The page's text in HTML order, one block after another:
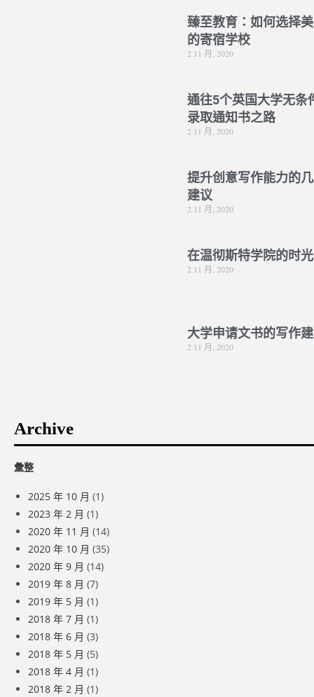
臻至教育：如何选择
的寄宿学校
2 11 月, 2020
通往5个英国大学无条
录取通知书之路
2 11 月, 2020
提升创意写作能力的
建议
2 11 月, 2020
在温彻斯特学院的时光
2 11 月, 2020
大学申请文书的写作
2 11 月, 2020
Archive
彙整
2025 年 10 月 (1)
2023 年 2 月 (1)
2020 年 11 月 (14)
2020 年 10 月 (35)
2020 年 9 月 (14)
2019 年 8 月 (7)
2019 年 5 月 (1)
2018 年 7 月 (1)
2018 年 6 月 (3)
2018 年 5 月 (5)
2018 年 4 月 (1)
2018 年 2 月 (1)